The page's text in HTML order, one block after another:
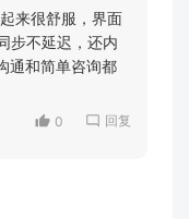
来很舒服，界面
步不延迟，还内
通和简单咨询都
0 回复